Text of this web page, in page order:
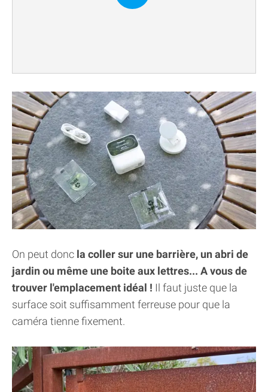
On peut donc la coller sur une barrière, un abri de
jardin ou même une boite aux lettres... A vous de
trouver l'emplacement idéal ! Il faut juste que la
surface soit suffisamment ferreuse pour que la
caméra tienne fixement.